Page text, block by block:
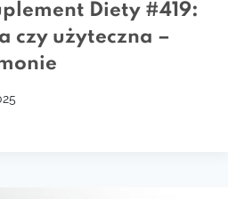
Diety #419:
czy użyteczna –